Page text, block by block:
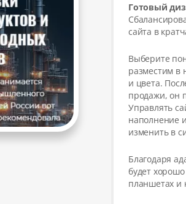
Готовый
сайта в
Выберите
разместим
и цвета.
продажи, он
Управлять
наполнение
изменить в
Благодаря
будет
планшетах и